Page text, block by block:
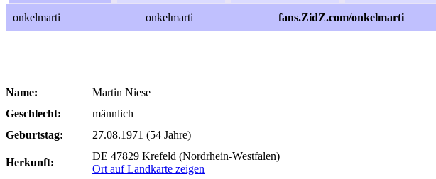
onkelmarti
onkelmarti fans.ZidZ.com/onkelmarti
Name:
Martin Niese
Geschlecht:
männlich
Geburtstag:
27.08.1971 (54 Jahre)
Herkunft:
DE 47829 Krefeld (Nordrhein-Westfalen)
Ort auf Landkarte zeigen